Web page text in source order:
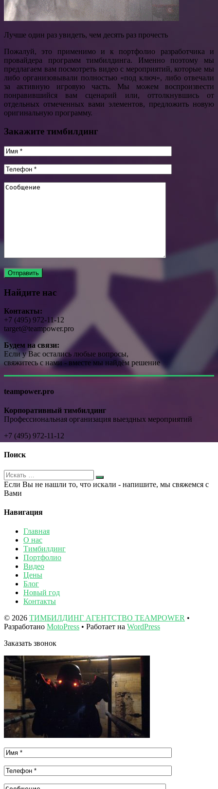
Лучше один раз увидеть, чем десять раз прочесть
Пожалуй, это применимо и к портфолио разработчика и
провайдера программ тимбилдинга. Именно поэтому мы
предлагаем вам посмотреть видео с мероприятий, которые мы
либо организовывали полностью «под ключ», либо отвечали
за активную игровую часть. Мы можем воспроизвести
понравившийся вам сценарий или, оттолкнувшись от
отдельных отмеченных вами элементов, предложить новую
оригинальную программу.
Закажите тимбилдинг
Найдите нас
Контакты:
+7 (495) 972-11-12
target@teampower.pro
Будем на связи:
Если у Вас остались любые вопросы,
свяжитесь с нами - вместе мы найдём решение
teampower.pro
Корпоративный тимбилдинг
Профессиональная организация выездных мероприятий
+7 (495) 972-11-12
Поиск
Если Вы не нашли то, что искали - напишите, мы свяжемся с
Вами
Навигация
Главная
О нас
Тимбилдинг
Портфолио
Видео
Цены
Блог
Новый год
Контакты
© 2026 ТИМБИЛДИНГ АГЕНТСТВО TEAMPOWER •
Разработано MotoPress • Работает на WordPress
Заказать звонок